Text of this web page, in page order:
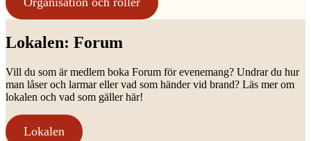
Lokalen: Forum
Vill du som är medlem boka Forum för evenemang? Undrar du hur
man låser och larmar eller vad som händer vid brand? Läs mer om
lokalen och vad som gäller här!
Lokalen